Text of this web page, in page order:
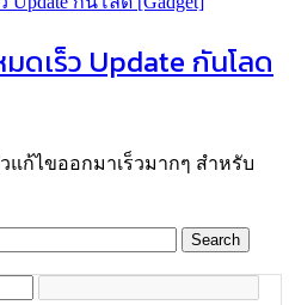
ดเร็ว Update กันโลด
วแก้ไขออกมาเร็วมากๆ สำหรับ